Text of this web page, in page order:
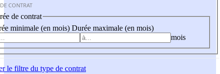
CONTRAT
de contrat
minimale (en mois) Durée maximale (en mois)
mois
le filtre du type de contrat